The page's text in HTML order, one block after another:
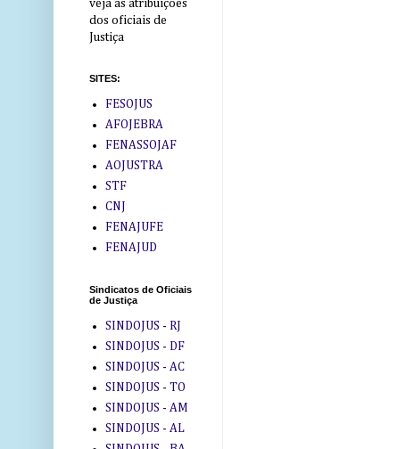
veja as atribuições
dos oficiais de
Justiça
SITES:
FESOJUS
AFOJEBRA
FENASSOJAF
AOJUSTRA
STF
CNJ
FENAJUFE
FENAJUD
Sindicatos de Oficiais
de Justiça
SINDOJUS - RJ
SINDOJUS - DF
SINDOJUS - AC
SINDOJUS - TO
SINDOJUS - AM
SINDOJUS - AL